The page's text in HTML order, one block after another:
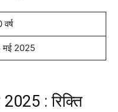
मई 2025
: रिक्ति